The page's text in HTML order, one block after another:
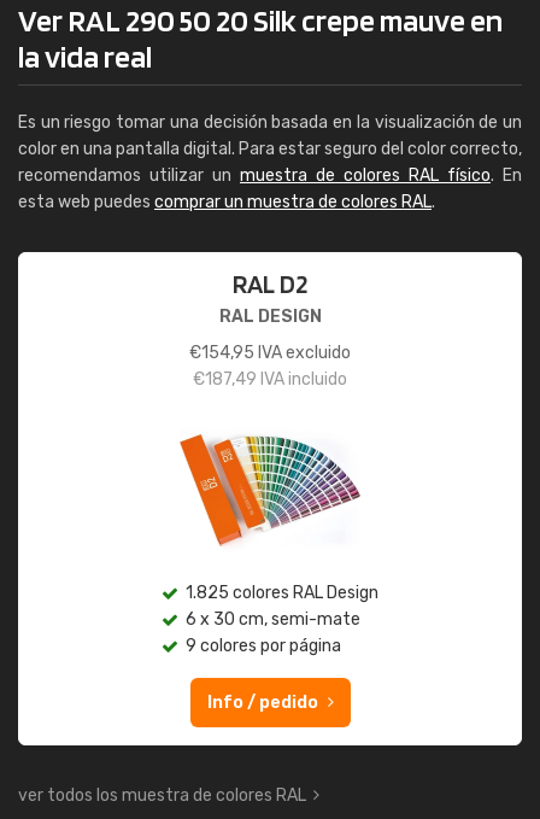
Ver RAL 290 50 20 Silk crepe mauve en
la vida real
Es un riesgo tomar una decisión basada en la visualización de un
color en una pantalla digital. Para estar seguro del color correcto,
recomendamos utilizar un muestra de colores RAL físico. En
esta web puedes comprar un muestra de colores RAL.
RAL D2
RAL DESIGN
€154,95 IVA excluido
€187,49 IVA incluido
1.825 colores RAL Design
6 x 30 cm, semi-mate
9 colores por página
Info / pedido
ver todos los muestra de colores RAL